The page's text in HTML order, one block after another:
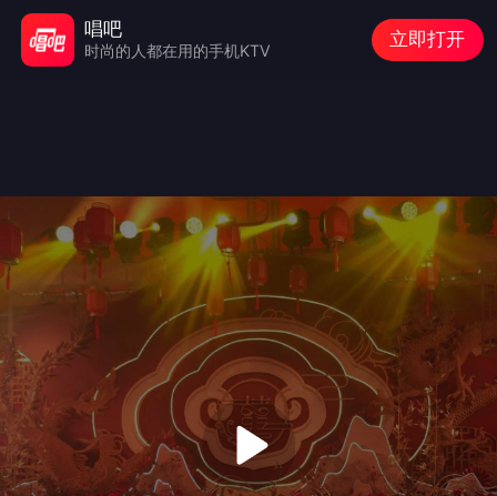
唱吧
时尚的人都在用的手机KTV
立即打开